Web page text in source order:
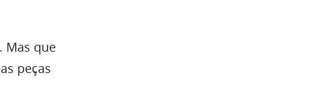
Mas que
peças